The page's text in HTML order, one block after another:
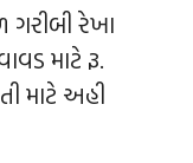
રેખા
માટે રૂ.
માટે અહી